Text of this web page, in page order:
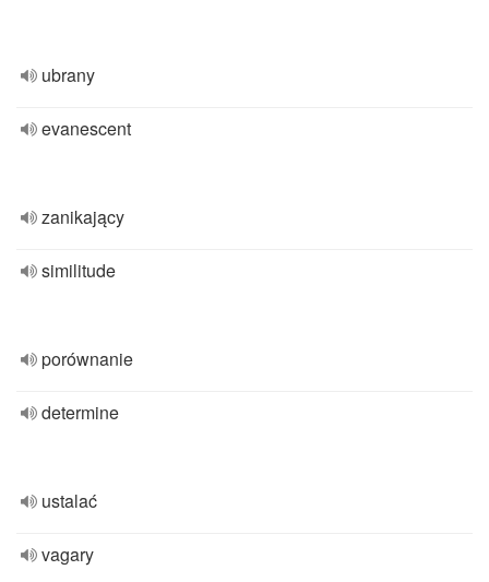
ubrany
evanescent
zanikający
similitude
porównanie
determine
ustalać
vagary